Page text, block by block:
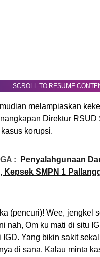
SCROLL TO RESUME
melampiaskan
Direktur RSUD
korupsi.
:
Penyalahgunaan
Kepsek SMPN 1
(pencuri)! Wee, jengkel
nah, Om ku mati di situ
IGD. Yang bikin sakit
di sana. Kalau minta